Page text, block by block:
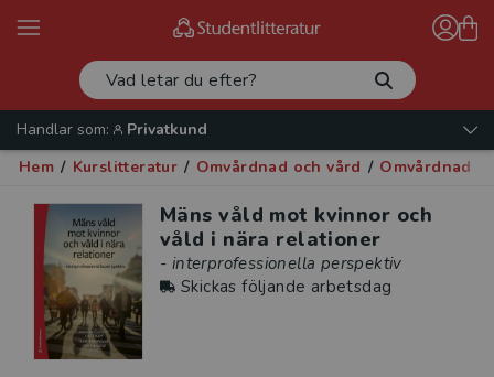
Handlar som:
Privatkund
Hem / Kurslitteratur / Omvårdnad och vård / Omvårdnad
Mäns våld mot kvinnor och
våld i nära relationer
- interprofessionella perspektiv
Skickas följande arbetsdag